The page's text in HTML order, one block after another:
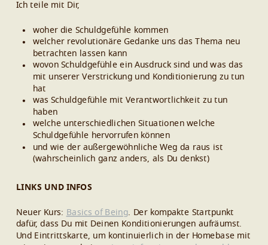
Ich teile mit Dir,
woher die Schuldgefühle kommen
welcher revolutionäre Gedanke uns das Thema neu
betrachten lassen kann
wovon Schuldgefühle ein Ausdruck sind und was das
mit unserer Verstrickung und Konditionierung zu tun
hat
was Schuldgefühle mit Verantwortlichkeit zu tun
haben
welche unterschiedlichen Situationen welche
Schuldgefühle hervorrufen können
und wie der außergewöhnliche Weg da raus ist
(wahrscheinlich ganz anders, als Du denkst)
LINKS UND INFOS
Neuer Kurs: Basics of Being . Der kompakte Startpunkt
dafür, dass Du mit Deinen Konditionierungen aufräumst.
Und Eintrittskarte, um kontinuierlich in der Homebase mit